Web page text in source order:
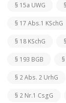
§ 15a UWG
§ 17 Abs.1 KSchG
§ 18 KSchG
§ 193 BGB
§ 2 Abs. 2 UrhG
§ 2 Nr.1 CsgG